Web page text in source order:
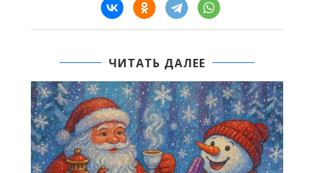
ЧИТАТЬ ДАЛЕЕ